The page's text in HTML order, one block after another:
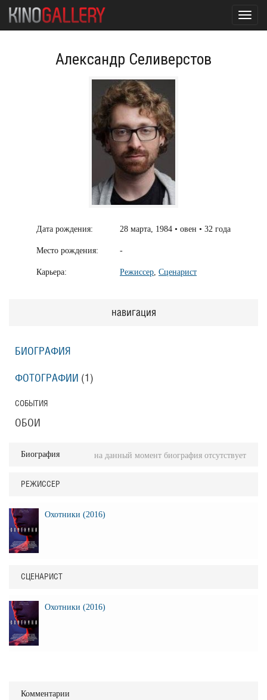
Александр Селиверстов
Дата рождения: 28 марта, 1984 • овен • 32 года
Место рождения: -
Карьера: Режиссер, Сценарист
навигация
БИОГРАФИЯ
ФОТОГРАФИИ (1 )
СОБЫТИЯ
ОБОИ
Биография на данный момент биография отсутствует
РЕЖИССЕР
Охотники (2016)
СЦЕНАРИСТ
Охотники (2016)
Комментарии